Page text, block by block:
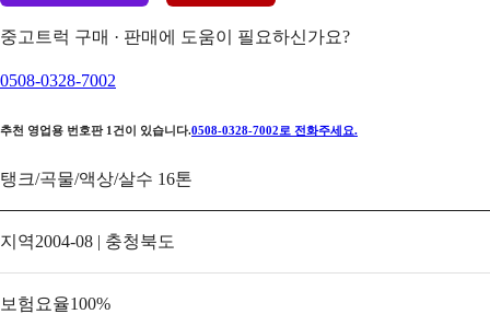
중고트럭 구매 · 판매에 도움이 필요하신가요?
0508-0328-7002
추천 영업용 번호판 1 건이 있습니다.0508-0328-7002 로 전화주세요.
탱크/곡물/액상/살수 16톤
지역2004-08 | 충청북도
보험요율100%